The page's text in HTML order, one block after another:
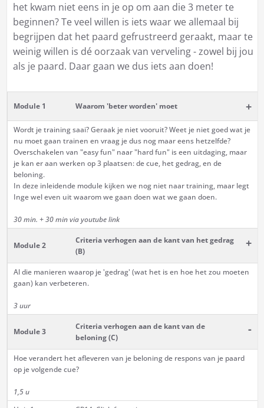
het kwam niet eens in je op om aan die 3 meter te
beginnen? Te veel willen is iets waar we allemaal bij
begrijpen dat het paard gefrustreerd geraakt, maar te
weinig willen is dé oorzaak van verveling - zowel bij jou
als je paard. Daar gaan we dus iets aan doen!
Module 1 Waarom 'beter worden' moet +
Wordt je training saai? Geraak je niet vooruit? Weet je niet goed wat je
nu moet gaan trainen en vraag je dus nog maar eens hetzelfde?
Overschakelen van "easy fun" naar "hard fun" is een uitdaging, maar
je kan er aan werken op 3 plaatsen: de cue, het gedrag, en de
beloning.
In deze inleidende module kijken we nog niet naar training, maar legt
Inge wel even uit waarom we gaan doen wat we gaan doen.
30 min. + 30 min via youtube link
Module 2
Criteria verhogen aan de kant van het gedrag
(B)
+
Al die manieren waarop je 'gedrag' (wat het is en hoe het zou moeten
gaan) kan verbeteren.
3 uur
Module 3
Criteria verhogen aan de kant van de
beloning (C)
-
Hoe verandert het afleveren van je beloning de respons van je paard
op je volgende cue?
1,5 u